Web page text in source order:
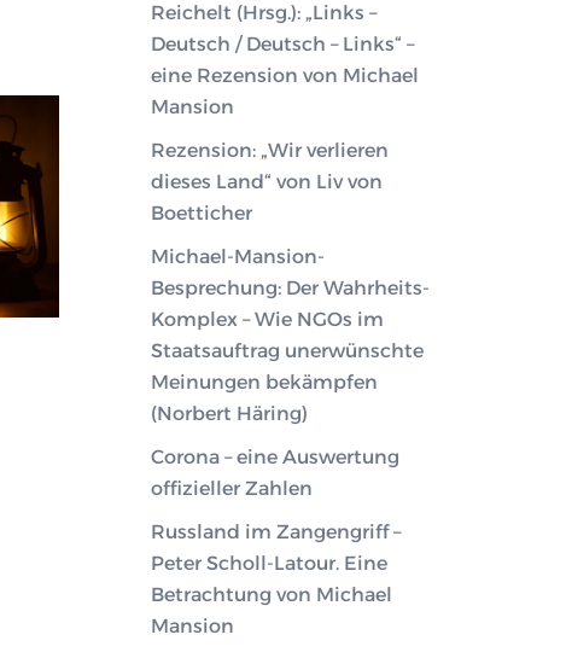
Reichelt (Hrsg.): „Links –
Deutsch / Deutsch – Links“ –
eine Rezension von Michael
Mansion
Rezension: „Wir verlieren
dieses Land“ von Liv von
Boetticher
Michael-Mansion-
Besprechung: Der Wahrheits-
Komplex – Wie NGOs im
Staatsauftrag unerwünschte
Meinungen bekämpfen
(Norbert Häring)
Corona – eine Auswertung
offizieller Zahlen
Russland im Zangengriff –
Peter Scholl-Latour. Eine
Betrachtung von Michael
Mansion